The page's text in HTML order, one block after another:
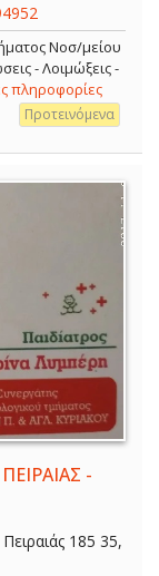
Νοσ/μείου
- Λοιμώξεις -
πληροφορίες
Προτεινόμενα
-
185 35,